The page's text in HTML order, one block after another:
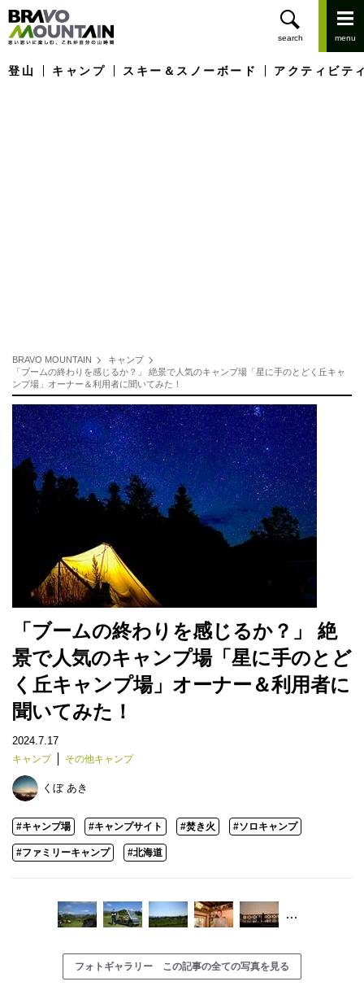
登山 キャンプ スキー＆スノーボード アクティビテ
BRAVO MOUNTAIN
キャンプ
「ブームの終わりを感じるか？」 絶景で人気のキャンプ場「星に手のとどく丘キャ
ンプ場」オーナー＆利用者に聞いてみた！
「ブームの終わりを感じるか？」 絶
景で人気のキャンプ場「星に手のとど
く丘キャンプ場」オーナー＆利用者に
聞いてみた！
2024.7.17
キャンプ その他キャンプ
くぼ あき
#キャンプ場 #キャンプサイト #焚き火 #ソロキャンプ
#ファミリーキャンプ #北海道
…
フォトギャラリー この記事の全ての写真を見る